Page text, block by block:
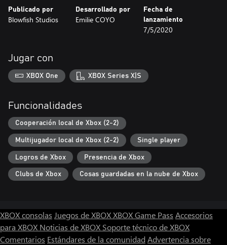
Publicado por
Blowfish Studios
Desarrollado por
Emilie COYO
Fecha de
lanzamiento
7/5/2020
Jugar con
XBOX One XBOX Series X|S
Funcionalidades
Cooperación local de Xbox (2-2)
Multijugador local de Xbox (2-2) Single player
Logros de Xbox Presencia de Xbox
Clubs de Xbox Cosas guardadas en la nube de Xbox
XBOX consolas Juegos de XBOXXBOX Game Pass Accesorios
para XBOX Noticias de XBOX Soporte técnico de XBOX
Comentarios Estándares de la comunidad Advertencia sobre